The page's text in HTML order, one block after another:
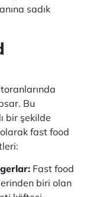
sadık
Bu
bir şekilde
fast food
Fast food
biri olan